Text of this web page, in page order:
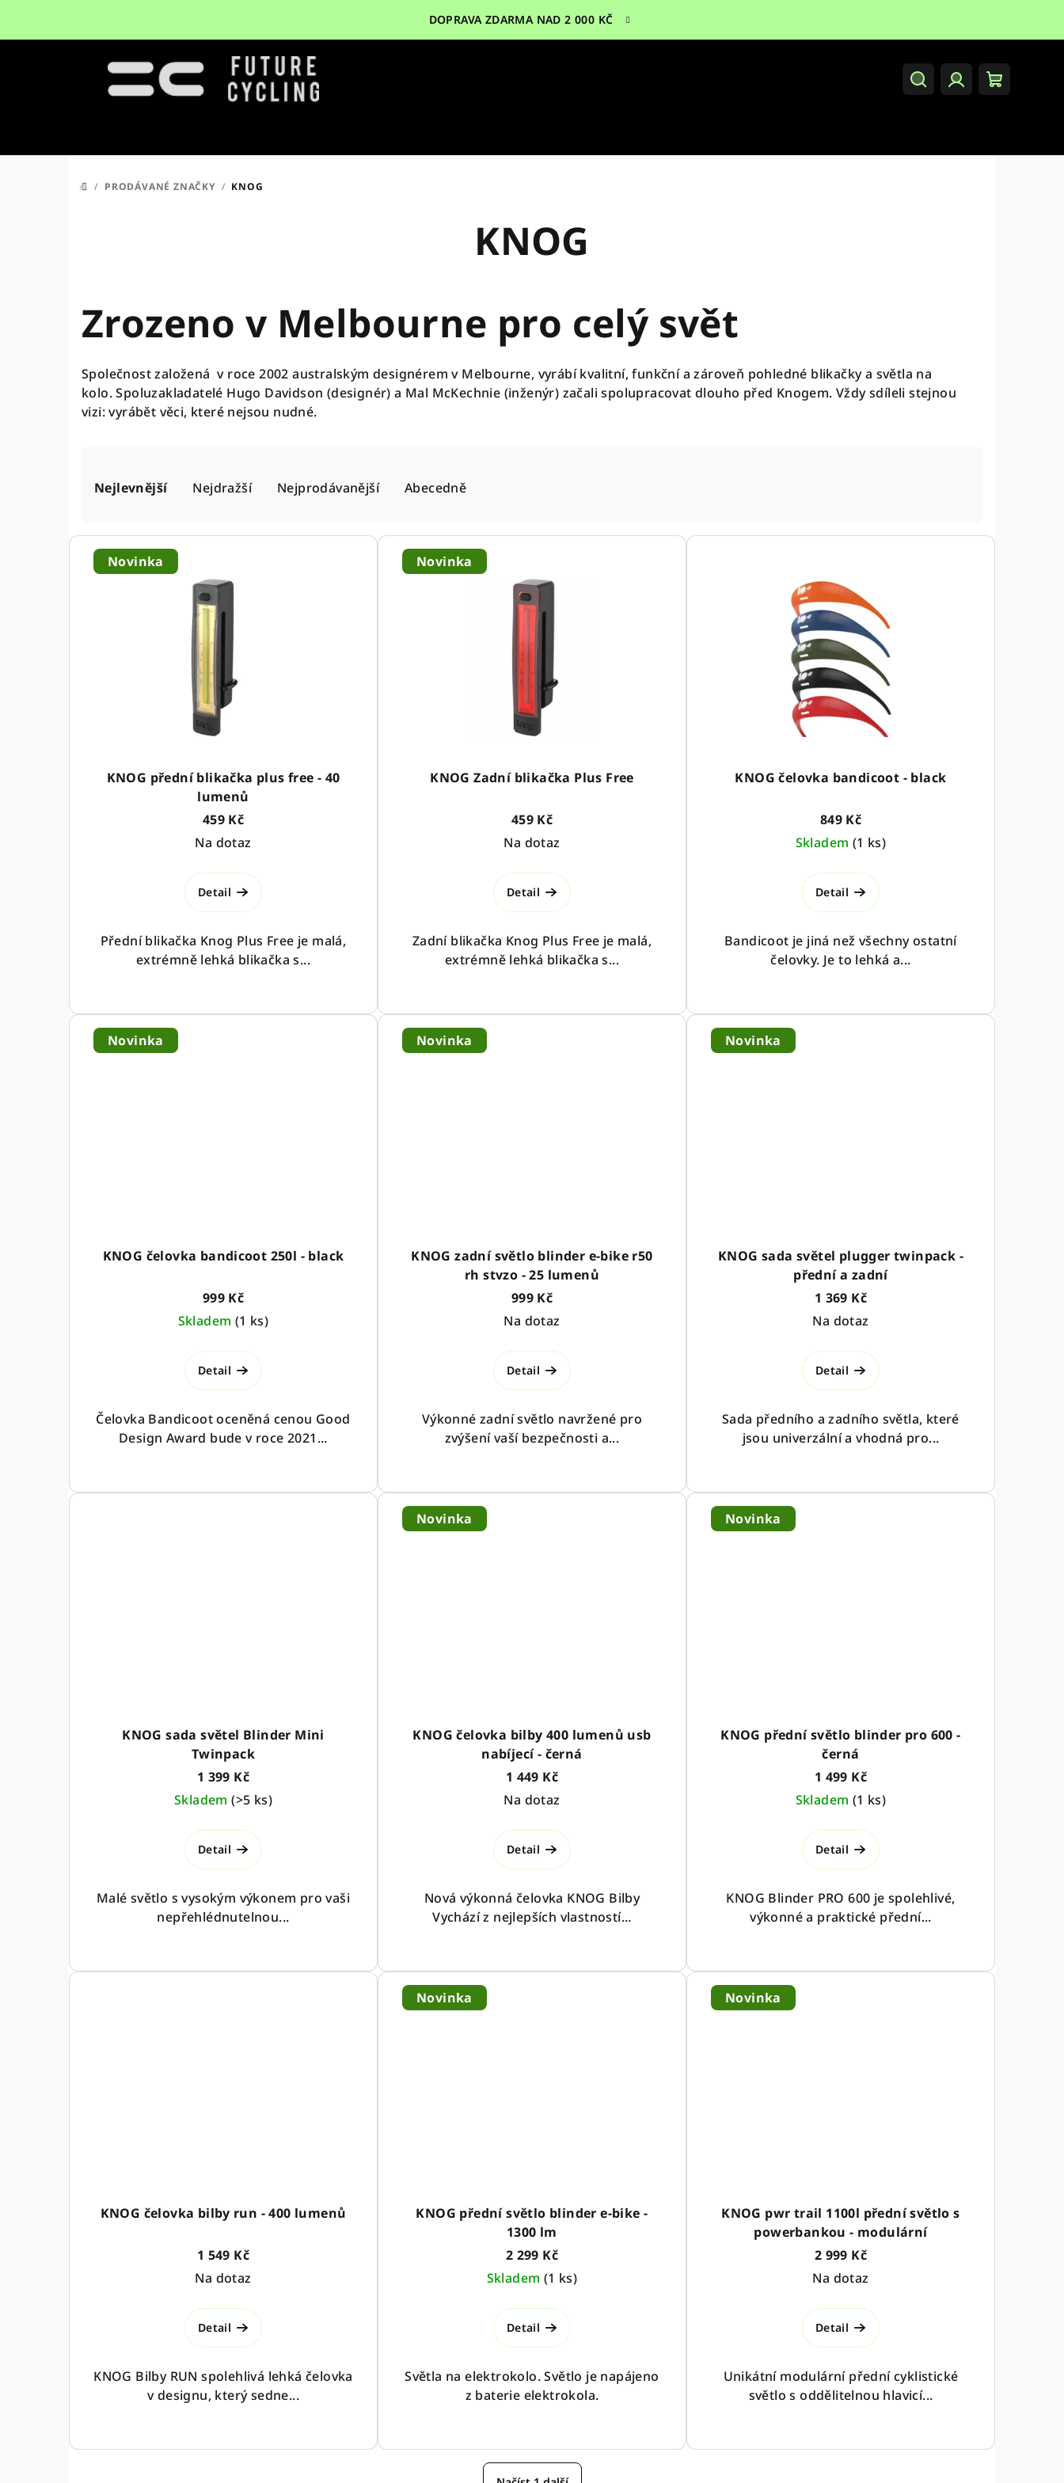
DOPRAVA ZDARMA NAD 2 000 KČ
HledatPřihlášeníNákupní
DOMŮ
/ PRODÁVANÉ ZNAČKY / KNOG
KNOG
Zrozeno v Melbourne pro celý svět
Společnost založená v roce 2002 australským designérem v Melbourne, vyrábí kvalitní, funkční a zároveň pohledné blikačky a světla na
kolo.Spoluzakladatelé Hugo Davidson (designér) a Mal McKechnie (inženýr) začali spolupracovat dlouho před Knogem. Vždy sdíleli stejnou
vizi: vyrábět věci, které nejsou nudné.
a
z
e
Nejlevnější Nejdražší Nejprodávanější Abecedně
V
ý
Novinka
KNOG přední blikačka plus free - 40
lumenů
459 Kč
Na dotaz
Detail
Přední blikačka Knog Plus Free je malá,
extrémně lehká blikačka s...
Novinka
KNOG Zadní blikačka Plus Free
459 Kč
Na dotaz
Detail
Zadní blikačka Knog Plus Free je malá,
extrémně lehká blikačka s...
KNOG čelovka bandicoot - black
849 Kč
Skladem (1 ks)
Detail
Bandicoot je jiná než všechny ostatní
čelovky. Je to lehká a...
Novinka
KNOG čelovka bandicoot 250l - black
999 Kč
Skladem (1 ks)
Detail
Čelovka Bandicoot oceněná cenou Good
Design Award bude v roce 2021...
Novinka
KNOG zadní světlo blinder e-bike r50
rh stvzo - 25 lumenů
999 Kč
Na dotaz
Detail
Výkonné zadní světlo navržené pro
zvýšení vaší bezpečnosti a...
Novinka
KNOG sada světel plugger twinpack -
přední a zadní
1 369 Kč
Na dotaz
Detail
Sada předního a zadního světla, které
jsou univerzální a vhodná pro...
KNOG sada světel Blinder Mini
Twinpack
1 399 Kč
Skladem(>5 ks)
Detail
Malé světlo s vysokým výkonem pro vaši
nepřehlédnutelnou...
Novinka
KNOG čelovka bilby 400 lumenů usb
nabíjecí - černá
1 449 Kč
Na dotaz
Detail
Nová výkonná čelovka KNOG Bilby
Vychází z nejlepších vlastností...
Novinka
KNOG přední světlo blinder pro 600 -
černá
1 499 Kč
Skladem (1 ks)
Detail
KNOG Blinder PRO 600 je spolehlivé,
výkonné a praktické přední...
KNOG čelovka bilby run - 400 lumenů
1 549 Kč
Na dotaz
Detail
KNOG Bilby RUN spolehlivá lehká čelovka
v designu, který sedne...
Novinka
KNOG přední světlo blinder e-bike -
1300 lm
2 299 Kč
Skladem (1 ks)
Detail
Světla na elektrokolo. Světlo je napájeno
z baterie elektrokola.
Novinka
KNOG pwr trail 1100l přední světlo s
powerbankou - modulární
2 999 Kč
Na dotaz
Detail
Unikátní modulární přední cyklistické
světlo s oddělitelnou hlavicí...